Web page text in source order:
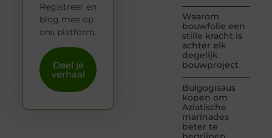
Waarom
bouwfolie een
stille kracht is
achter elk
degelijk
bouwproject
Bulgogisaus
kopen om
Aziatische
marinades
beter te
Registreer en
blog mee op
ons platform.
Deel je
verhaal